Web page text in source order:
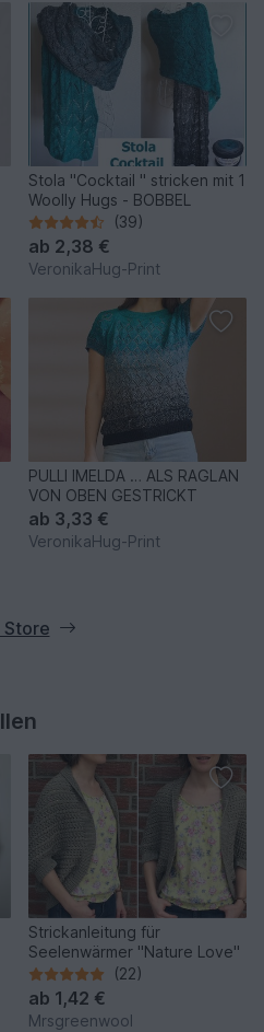
Stola "Cocktail " stricken mit 1
Woolly Hugs - BOBBEL
(39)
ab 2,38 €
VeronikaHug-Print
PULLI IMELDA … ALS RAGLAN
VON OBEN GESTRICKT
ab 3,33 €
VeronikaHug-Print
Store
Strickanleitung für
Seelenwärmer "Nature Love"
(22)
ab 1,42 €
Mrsgreenwool